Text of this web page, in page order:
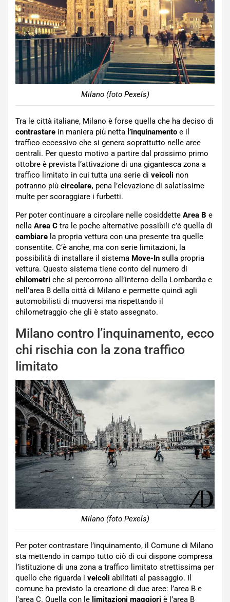
Milano (foto Pexels)
Tra le città italiane, Milano è forse quella che ha deciso di
contrastare in maniera più netta l’inquinamento e il
traffico eccessivo che si genera soprattutto nelle aree
centrali. Per questo motivo a partire dal prossimo primo
ottobre è prevista l’attivazione di una gigantesca zona a
traffico limitato in cui tutta una serie di veicoli non
potranno più circolare, pena l’elevazione di salatissime
multe per scoraggiare i furbetti.
Per poter continuare a circolare nelle cosiddette Area B e
nella Area C tra le poche alternative possibili c’è quella di
cambiare la propria vettura con una presente tra quelle
consentite. C’è anche, ma con serie limitazioni, la
possibilità di installare il sistema Move-In sulla propria
vettura. Questo sistema tiene conto del numero di
chilometri che si percorrono all’interno della Lombardia e
nell’area B della città di Milano e permette quindi agli
automobilisti di muoversi ma rispettando il
chilometraggio che gli è stato assegnato.
Milano contro l’inquinamento, ecco
chi rischia con la zona traffico
limitato
Milano (foto Pexels)
Per poter contrastare l’inquinamento, il Comune di Milano
sta mettendo in campo tutto ciò di cui dispone compresa
l’istituzione di una zona a traffico limitato strettissima per
quello che riguarda i veicoli abilitati al passaggio. Il
comune ha previsto la creazione di due aree: l’area B e
l’area C. Quella con le limitazioni maggiori è l’area B